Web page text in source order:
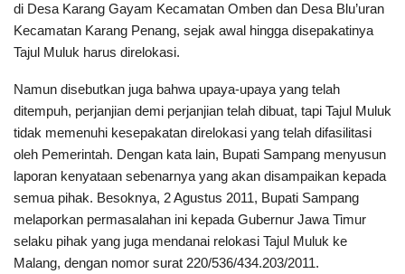
di Desa Karang Gayam Kecamatan Omben dan Desa Blu’uran
Kecamatan Karang Penang, sejak awal hingga disepakatinya
Tajul Muluk harus direlokasi.
Namun disebutkan juga bahwa upaya-upaya yang telah
ditempuh, perjanjian demi perjanjian telah dibuat, tapi Tajul Muluk
tidak memenuhi kesepakatan direlokasi yang telah difasilitasi
oleh Pemerintah. Dengan kata lain, Bupati Sampang menyusun
laporan kenyataan sebenarnya yang akan disampaikan kepada
semua pihak. Besoknya, 2 Agustus 2011, Bupati Sampang
melaporkan permasalahan ini kepada Gubernur Jawa Timur
selaku pihak yang juga mendanai relokasi Tajul Muluk ke
Malang, dengan nomor surat 220/536/434.203/2011.